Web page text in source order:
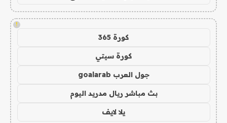
!
كورة 365
كورة سيتي
جول العرب goalarab
بث مباشر ريال مدريد اليوم
يلا لايف